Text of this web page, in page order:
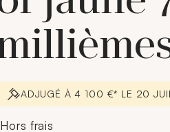
ADJUGÉ À 4 100 €* LE 20
Hors frais